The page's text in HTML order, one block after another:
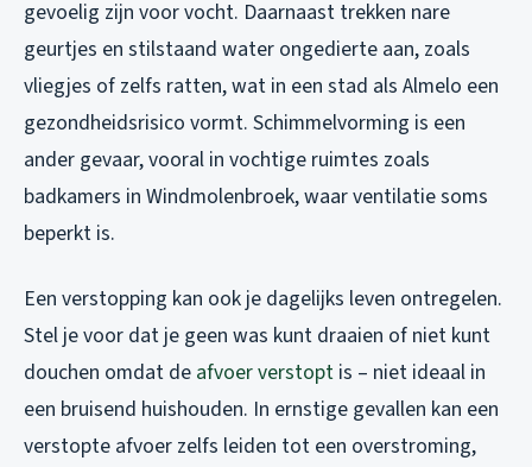
gevoelig zijn voor vocht. Daarnaast trekken nare
geurtjes en stilstaand water ongedierte aan, zoals
vliegjes of zelfs ratten, wat in een stad als Almelo een
gezondheidsrisico vormt. Schimmelvorming is een
ander gevaar, vooral in vochtige ruimtes zoals
badkamers in Windmolenbroek, waar ventilatie soms
beperkt is.
Een verstopping kan ook je dagelijks leven ontregelen.
Stel je voor dat je geen was kunt draaien of niet kunt
douchen omdat de afvoer verstopt is – niet ideaal in
een bruisend huishouden. In ernstige gevallen kan een
verstopte afvoer zelfs leiden tot een overstroming,